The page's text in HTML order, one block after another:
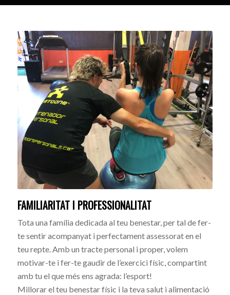
FAMILIARITAT I PROFESSIONALITAT
Tota una família dedicada al teu benestar, per tal de fer-
te sentir acompanyat i perfectament assessorat en el
teu repte. Amb un tracte personal i proper, volem
motivar-te i fer-te gaudir de l’exercici físic, compartint
amb tu el que més ens agrada: l’esport!
Millorar el teu benestar físic i la teva salut i alimentació